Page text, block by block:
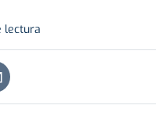
lectura